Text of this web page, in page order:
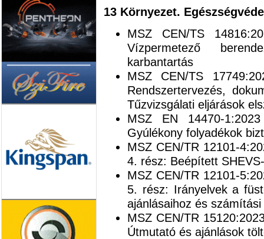
13 Környezet.
MSZ CEN/TS
Vízpermetező
karbantartás
MSZ CEN/TS
Rendszertervezés,
Tűzvizsgálati eljárások
MSZ EN 14470-
Gyúlékony folyadékok
MSZ CEN/TR 12101-
4. rész: Beépített
MSZ CEN/TR 12101-
5. rész: Irányelvek a
ajánlásaihoz és
MSZ CEN/TR
Útmutató és ajánlások